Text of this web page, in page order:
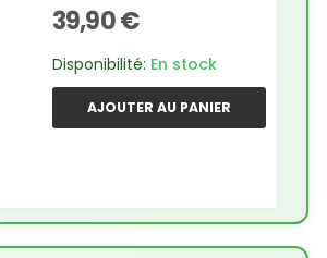
39,90 €
Disponibilité: En stock
AJOUTER AU PANIER